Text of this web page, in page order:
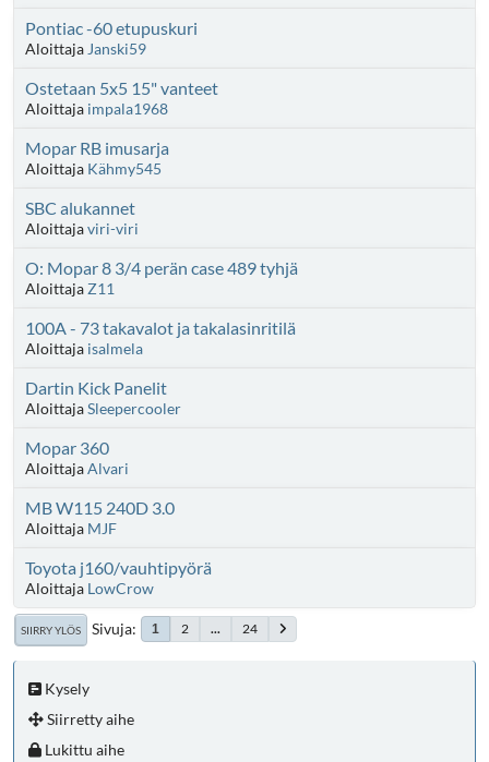
Pontiac -60 etupuskuri
Aloittaja Janski59
Ostetaan 5x5 15" vanteet
Aloittaja impala1968
Mopar RB imusarja
Aloittaja Kähmy545
SBC alukannet
Aloittajaviri-viri
O: Mopar 8 3/4 perän case 489 tyhjä
Aloittaja Z11
100A - 73 takavalot ja takalasinritilä
Aloittaja isalmela
Dartin Kick Panelit
AloittajaSleepercooler
Mopar 360
AloittajaAlvari
MB W115 240D 3.0
Aloittaja MJF
Toyota j160/vauhtipyörä
Aloittaja LowCrow
SIIRRY YLÖS Sivuja 1 2 ... 24
Kysely
Siirretty aihe
Lukittu aihe